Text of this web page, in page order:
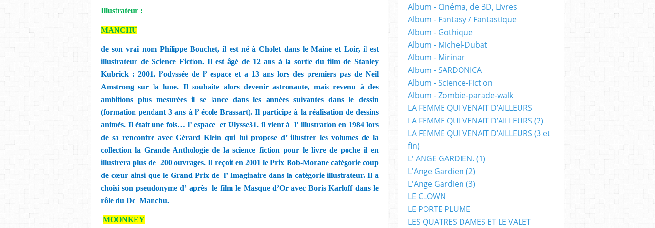
Illustrateur :
MANCHU
de son vrai nom Philippe Bouchet, il est né à Cholet dans le Maine et Loir, il est
illustrateur de Science Fiction. Il est âgé de 12 ans à la sortie du film de Stanley
Kubrick : 2001, l’odyssée de l’ espace et a 13 ans lors des premiers pas de Neil
Amstrong sur la lune. Il souhaite alors devenir astronaute, mais revenu à des
ambitions plus mesurées il se lance dans les années suivantes dans le dessin
(formation pendant 3 ans à l’ école Brassart). Il participe à la réalisation de dessins
animés. Il était une fois… l’ espace et Ulysse31. il vient à
l’ illustration en 1984 lors
de sa rencontre avec Gérard Klein qui lui propose d’ illustrer les volumes de la
collection la Grande Anthologie de la science fiction pour le livre de poche il en
illustrera plus de 200 ouvrages. Il reçoit en 2001 le Prix Bob-Morane catégorie coup
de cœur ainsi que le Grand Prix de l’ Imaginaire dans la catégorie illustrateur. Il a
choisi son pseudonyme d’ après
le film le Masque d’Or avec Boris Karloff dans le
rôle du Dc Manchu.
MOONKEY
Album - Cinéma, de BD, Livres
Album - Fantasy / Fantastique
Album - Gothique
Album - Michel-Dubat
Album - Mirinar
Album - SARDONICA
Album - Science-Fiction
Album - Zombie-parade-walk
LA FEMME QUI VENAIT D’AILLEURS
LA FEMME QUI VENAIT D’AILLEURS (2)
LA FEMME QUI VENAIT D’AILLEURS (3 et
fin)
L' ANGE GARDIEN. (1)
L'Ange Gardien (2)
L'Ange Gardien (3)
LE CLOWN
LE PORTE PLUME
LES QUATRES DAMES ET LE VALET